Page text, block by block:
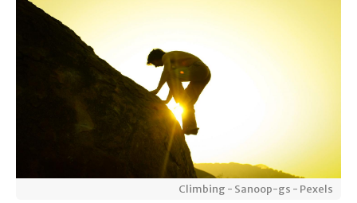
Climbing - Sanoop-gs - Pexels